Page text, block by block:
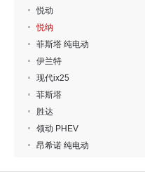
悦动
悦纳
菲斯塔 纯电动
伊兰特
现代ix25
菲斯塔
胜达
领动 PHEV
昂希诺 纯电动